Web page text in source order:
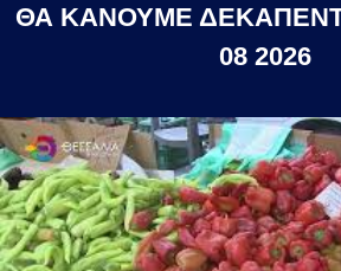
ΘΑ ΚΑΝΟΥΜΕ
08 2026